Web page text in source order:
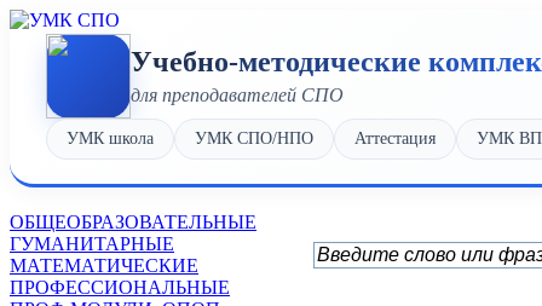
Учебно-методические
для преподавателей СПО
УМК школа УМК СПО/НПО Аттестация УМК
OБЩЕОБРАЗОВАТЕЛЬНЫЕ
ГУМАНИТАРНЫЕ
МАТЕМАТИЧЕСКИЕ
ПРОФЕССИОНАЛЬНЫЕ